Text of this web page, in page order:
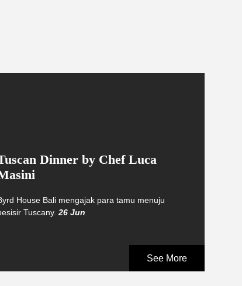
Dinner by Chef Luca
House Bali mengajak para tamu menuju
Tuscany.26 Jun
See More